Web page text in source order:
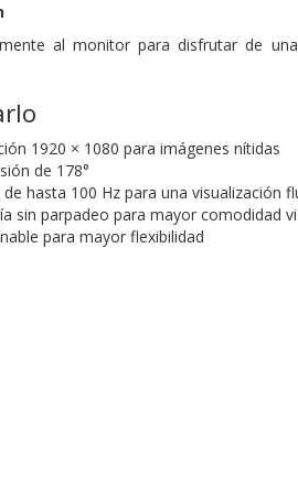
al monitor para disfrutar de
1920 × 1080 para imágenes nítidas
de 178°
hasta 100 Hz para una visualización
sin parpadeo para mayor comodidad
para mayor flexibilidad